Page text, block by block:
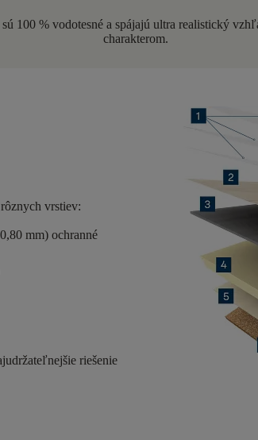
100 % vodotesné a spájajú ultra realistický
charakterom.
vrstiev:
mm) ochranné
riešenie